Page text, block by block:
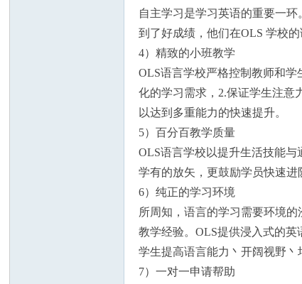
自主学习是学习英语的重要一
到了好成绩，他们在OLS 学校的
4）精致的小班教学
OLS语言学校严格控制教师和
化的学习需求，2.保证学生注意
以达到多重能力的快速提升。
5）百分百教学质量
OLS语言学校以提升生活技能
学有的放矢，更鼓励学员快速进
6）纯正的学习环境
所周知，语言的学习需要环境
教学经验。OLS提供浸入式的
学生提高语言能力丶开阔视野
7）一对一申请帮助